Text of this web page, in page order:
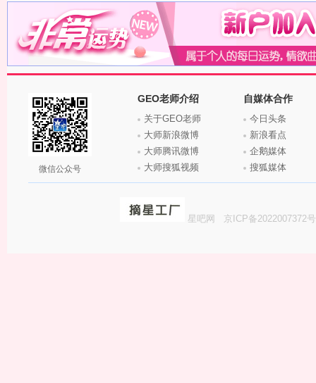
微信公众号
GEO老师介绍
关于GEO老师
大师新浪微博
大师腾讯微博
大师搜狐视频
自媒体合作
今日头条
新浪看点
企鹅媒体
搜狐媒体
星吧网 京ICP备2022007372